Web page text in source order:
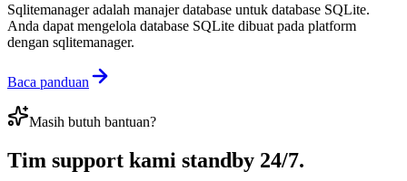
Sqlitemanager adalah manajer database untuk database SQLite.
Anda dapat mengelola database SQLite dibuat pada platform
dengan sqlitemanager.
Baca panduan
Masih butuh bantuan?
Tim support kami standby 24/7.